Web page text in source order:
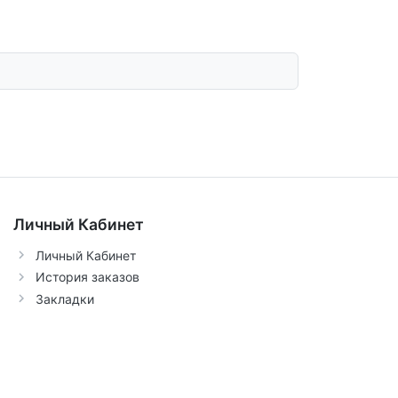
Личный Кабинет
Личный Кабинет
История заказов
Закладки